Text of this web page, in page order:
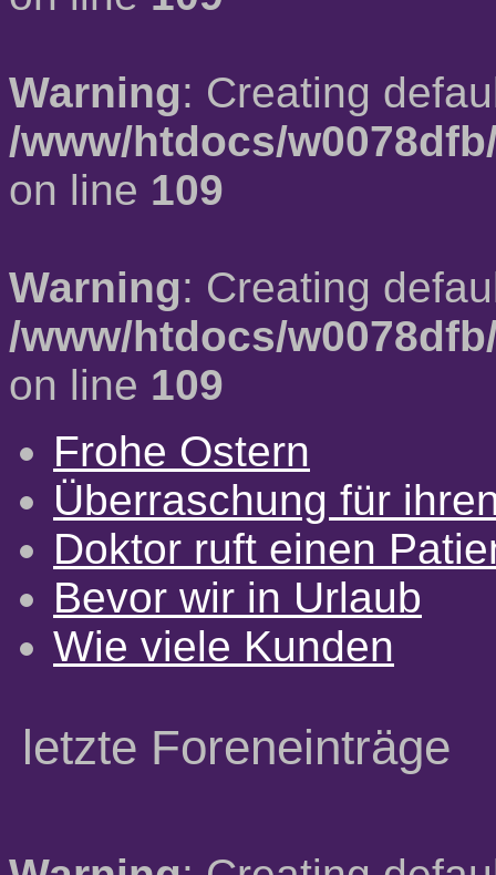
Warning: Creating
/www/htdocs/
on line 109
Warning: Creating
/www/htdocs/
on line 109
Frohe Ostern
Überraschung für
Doktor ruft einen
Bevor wir in Urlaub
Wie viele Kunden
letzte Foreneinträge